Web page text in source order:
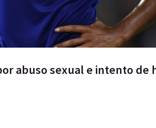
abuso sexual e intento de